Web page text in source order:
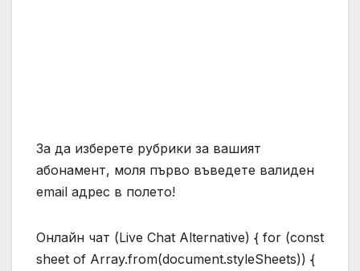
За да изберете рубрики за вашият
абонамент, моля първо въведете валиден
email адрес в полето!
Онлайн чат (Live Chat Alternative) { for (const
sheet of Array.from(document.styleSheets)) {